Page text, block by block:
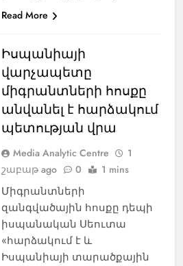
Read More
Իսպանիայի
վարչապետը
միգրանտների հոսքը
անվանել է հարձակում
պետության վրա
Media Analytic Centre
1
շաբաթ ago
0 1 mins
Միգրանտների
զանգվածային հոսքը դեպի
իսպանական Սեուտա
«հարձակում է և
Իսպանիայի տարածքային